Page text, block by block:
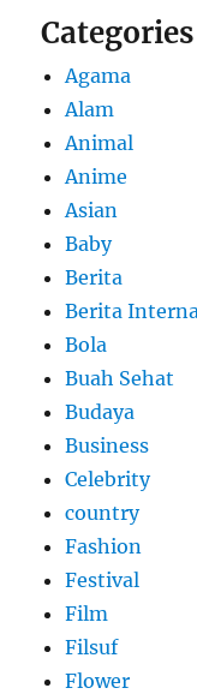
Categories
Agama
Alam
Animal
Anime
Asian
Baby
Berita
Berita
Bola
Buah Sehat
Budaya
Business
Celebrity
country
Fashion
Festival
Film
Filsuf
Flower